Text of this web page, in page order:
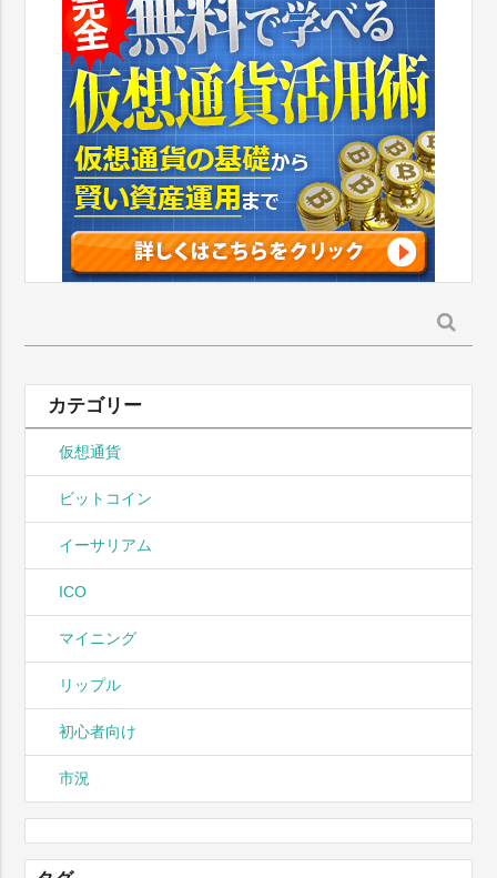
索:
カテゴリー
仮想通貨
ビットコイン
イーサリアム
ICO
マイニング
リップル
初心者向け
市況